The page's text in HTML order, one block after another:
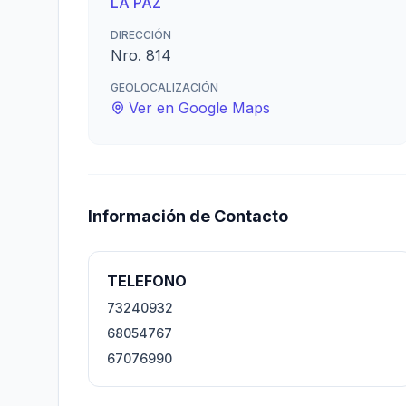
DIRECCIÓN
Nro. 814
GEOLOCALIZACIÓN
Ver en Google Maps
Información de Contacto
TELEFONO
73240932
68054767
67076990